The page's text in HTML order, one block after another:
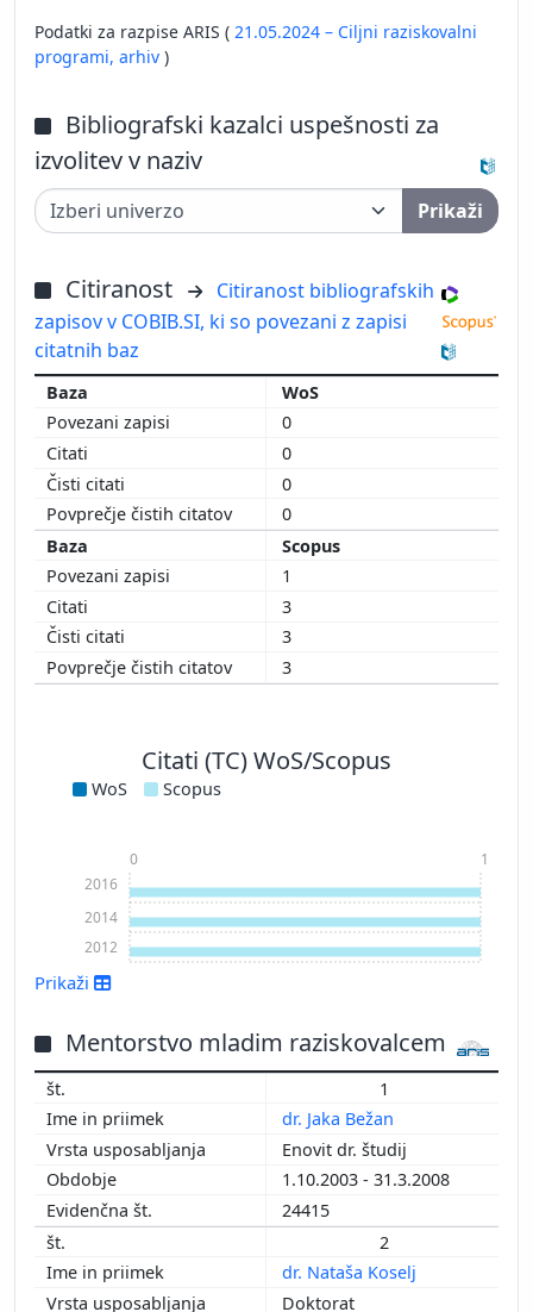
Podatki za razpise ARIS ( 21.05.2024 – Ciljni raziskovalni
programi, arhiv )
Bibliografski kazalci uspešnosti za
izvolitev v naziv
Prikaži
Citiranost
Citiranost bibliografskih
zapisov v COBIB.SI, ki so povezani z zapisi
citatnih baz
WoS
0
0
0
0
Scopus
1
3
3
3
Citati (TC) WoS/Scopus
WoS Scopus
2012
2014
2016
0 1
Prikaži več
Prikaži
Mentorstvo mladim raziskovalcem
1
dr. Jaka Bežan
Enovit dr. študij
1.10.2003 - 31.3.2008
24415
2
dr. Nataša Koselj
Doktorat